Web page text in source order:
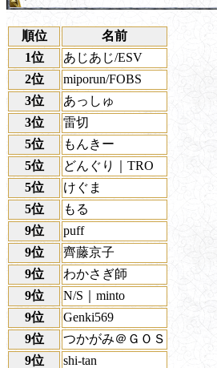
順位
名前
1位
あじあじ/ESV
2位
miporun/FOBS
3位
あっしゅ
3位
雷切
5位
もんきー
5位
どんぐり｜TRO
5位
けぐま
5位
もる
9位
puff
9位
齊藤京子
9位
わかさぎ師
9位
N/S｜minto
9位
Genki569
9位
つかがみ＠ＧＯＳ
9位
shi-tan